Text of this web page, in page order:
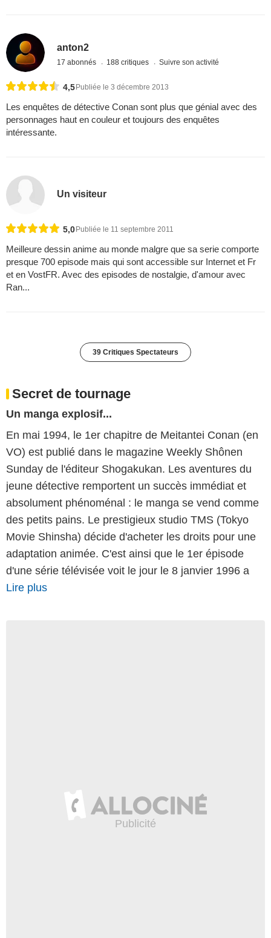
anton2
17 abonnés 188 critiques Suivre son activité
4,5 Publiée le 3 décembre 2013
Les enquêtes de détective Conan sont plus que génial avec des
personnages haut en couleur et toujours des enquêtes
intéressante.
Un visiteur
5,0 Publiée le 11 septembre 2011
Meilleure dessin anime au monde malgre que sa serie comporte
presque 700 episode mais qui sont accessible sur Internet et Fr
et en VostFR. Avec des episodes de nostalgie, d'amour avec
Ran...
39 Critiques Spectateurs
Secret de tournage
Un manga explosif...
En mai 1994, le 1er chapitre de Meitantei Conan (en
VO) est publié dans le magazine Weekly Shônen
Sunday de l'éditeur Shogakukan. Les aventures du
jeune détective remportent un succès immédiat et
absolument phénoménal : le manga se vend comme
des petits pains. Le prestigieux studio TMS (Tokyo
Movie Shinsha) décide d'acheter les droits pour une
adaptation animée. C'est ainsi que le 1er épisode
d'une série télévisée voit le jour le 8 janvier 1996 a
Lire plus